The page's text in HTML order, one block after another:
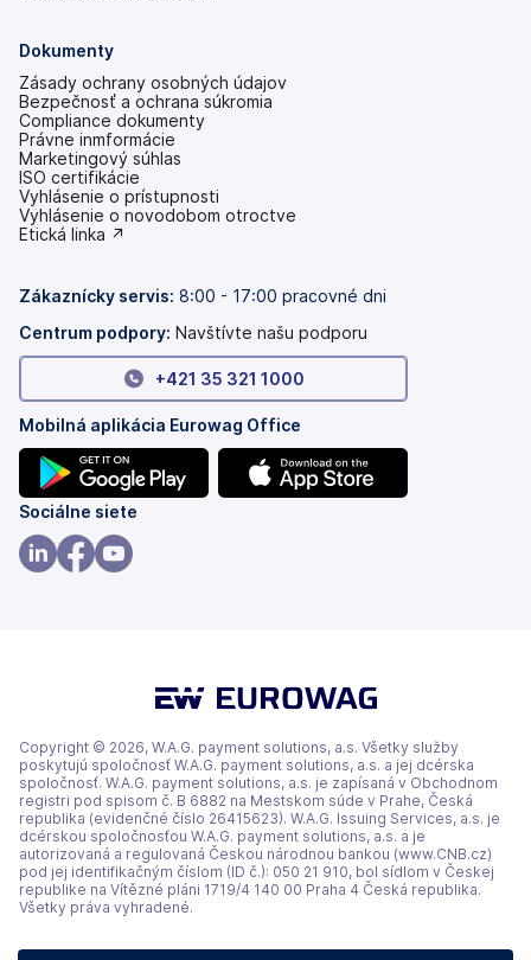
Dokumenty
Zásady ochrany osobných údajov
Bezpečnosť a ochrana súkromia
Compliance dokumenty
Právne inmformácie
Marketingový súhlas
ISO certifikácie
Vyhlásenie o prístupnosti
(otvoriť
s
Vyhlásenie o novodobom otroctve
(otvoriť
kartou)
Etická linka ↗
Zákaznícky servis: 8:00 - 17:00 pracovné dni
Centrum podpory: Navštívte našu podporu
+421 35 321 1000
Mobilná aplikácia Eurowag Office
(otvoriť
s
novou
Sociálne siete
Copyright © 2026, W.A.G. payment solutions, a.s. Všetky služby
poskytujú spoločnosť W.A.G. payment solutions, a.s. a jej dcérska
spoločnosť. W.A.G. payment solutions, a.s. je zapísaná v Obchodnom
registri pod spisom č. B 6882 na Mestskom súde v Prahe, Česká
republika (evidenčné číslo 26415623). W.A.G. Issuing Services, a.s. je
dcérskou spoločnosťou W.A.G. payment solutions, a.s. a je
autorizovaná a regulovaná Českou národnou bankou (www.CNB.cz)
pod jej identifikačným číslom (ID č.): 050 21 910, bol sídlom v Českej
republike na Vítězné pláni 1719/4 140 00 Praha 4 Česká republika.
Všetky práva vyhradené.